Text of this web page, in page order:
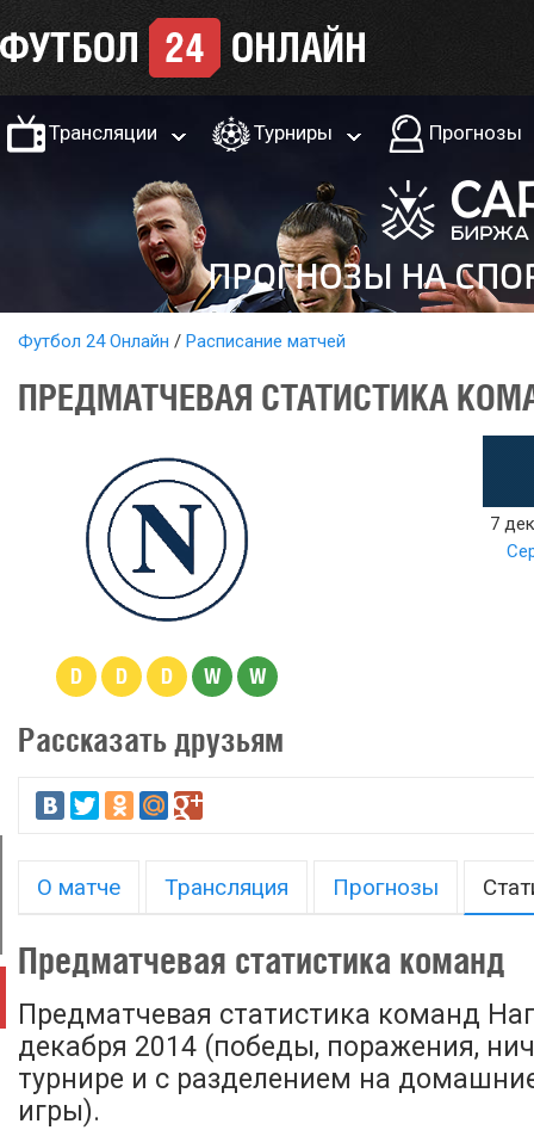
Трансляции Турниры Прогнозы
Футбол 24 Онлайн Расписание матчей
ПРЕДМАТЧЕВАЯ СТАТИСТИКА
D D D W W
7
Рассказать друзьям
О матче Трансляция Прогнозы
Предматчевая статистика команд
Предматчевая статистика команд
декабря 2014 (победы, поражения,
турнире и с разделением на
игры).